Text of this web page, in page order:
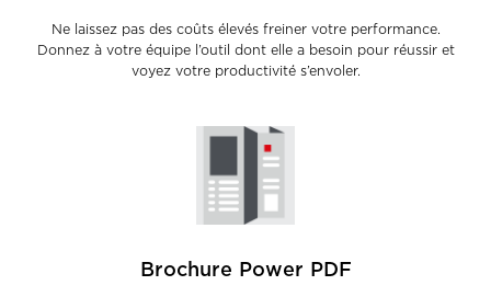
Ne laissez pas des coûts élevés freiner votre performance.
Donnez à votre équipe l’outil dont elle a besoin pour réussir et
voyez votre productivité s’envoler.
Brochure Power PDF